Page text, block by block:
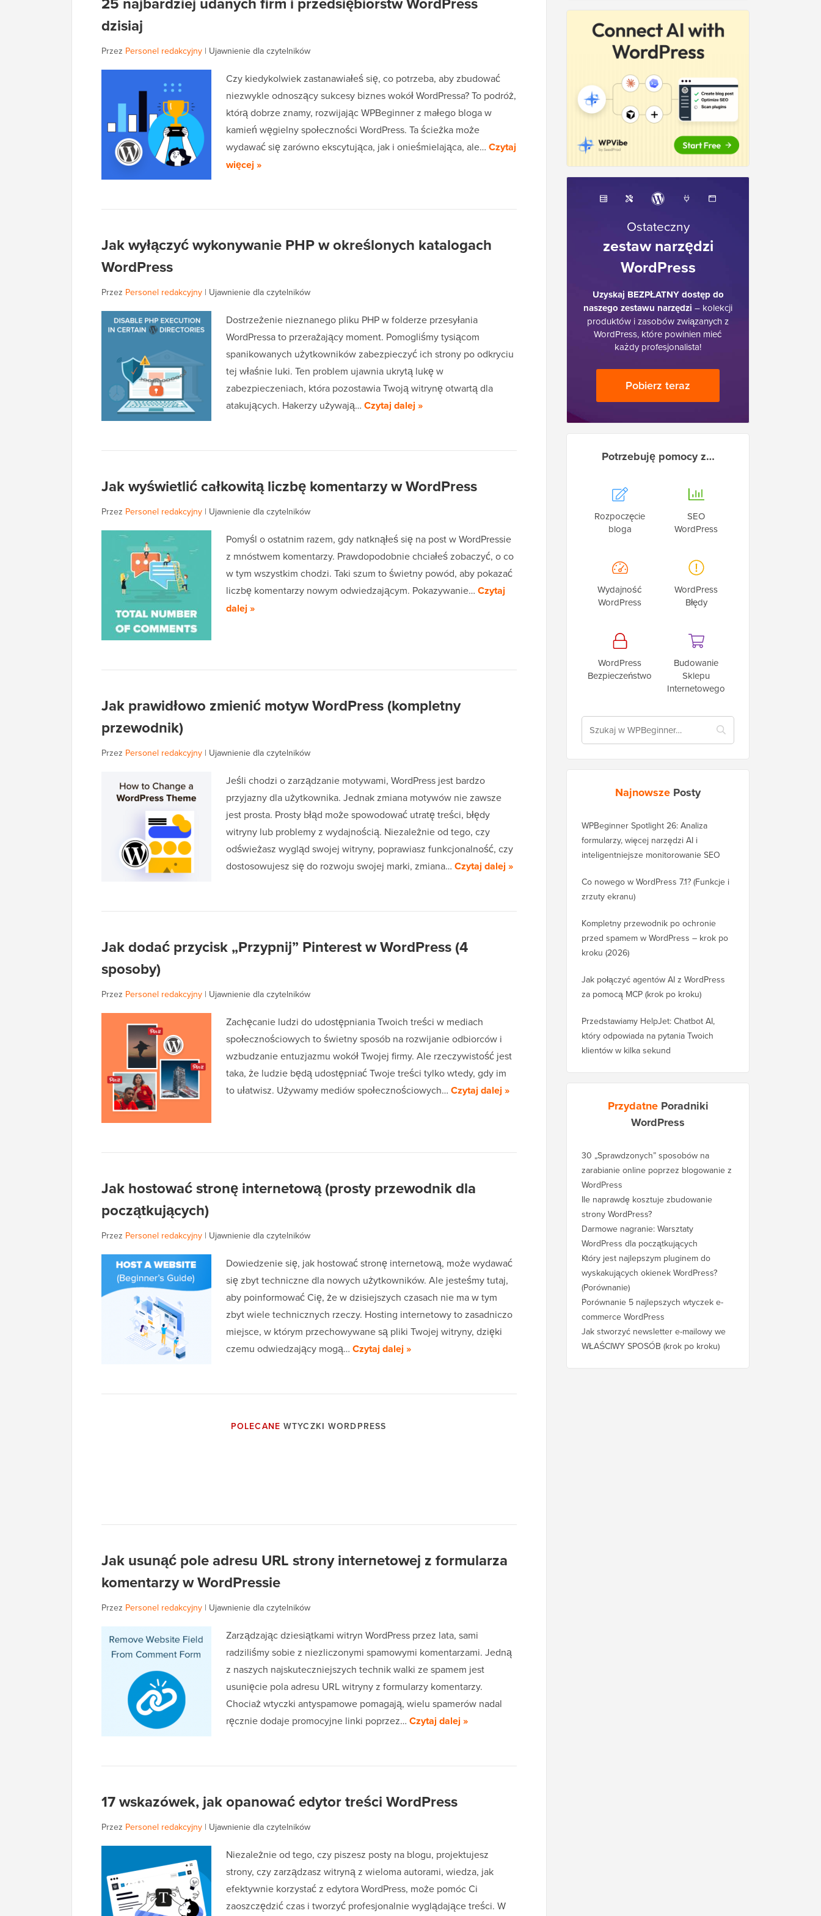
dzisiaj
Przez Personel redakcyjny | Ujawnienie dla czytelników
Czy kiedykolwiek zastanawiałeś się, co potrzeba, aby zbudować
niezwykle odnoszący sukcesy biznes wokół WordPressa? To podróż,
którą dobrze znamy, rozwijając WPBeginner z małego bloga w
kamień węgielny społeczności WordPress. Ta ścieżka może
wydawać się zarówno ekscytująca, jak i onieśmielająca, ale… Czytaj
więcej »
Jak wyłączyć wykonywanie PHP w określonych katalogach
WordPress
Przez Personel redakcyjny | Ujawnienie dla czytelników
Dostrzeżenie nieznanego pliku PHP w folderze przesyłania
WordPressa to przerażający moment. Pomogliśmy tysiącom
spanikowanych użytkowników zabezpieczyć ich strony po odkryciu
tej właśnie luki. Ten problem ujawnia ukrytą lukę w
zabezpieczeniach, która pozostawia Twoją witrynę otwartą dla
atakujących. Hakerzy używają… Czytaj dalej »
Jak wyświetlić całkowitą liczbę komentarzy w WordPress
Przez Personel redakcyjny | Ujawnienie dla czytelników
Pomyśl o ostatnim razem, gdy natknąłeś się na post w WordPressie
z mnóstwem komentarzy. Prawdopodobnie chciałeś zobaczyć, o co
w tym wszystkim chodzi. Taki szum to świetny powód, aby pokazać
liczbę komentarzy nowym odwiedzającym. Pokazywanie… Czytaj
dalej »
Jak prawidłowo zmienić motyw WordPress (kompletny
przewodnik)
Przez Personel redakcyjny | Ujawnienie dla czytelników
Jeśli chodzi o zarządzanie motywami, WordPress jest bardzo
przyjazny dla użytkownika. Jednak zmiana motywów nie zawsze
jest prosta. Prosty błąd może spowodować utratę treści, błędy
witryny lub problemy z wydajnością. Niezależnie od tego, czy
odświeżasz wygląd swojej witryny, poprawiasz funkcjonalność, czy
dostosowujesz się do rozwoju swojej marki, zmiana… Czytaj dalej »
Jak dodać przycisk „Przypnij” Pinterest w WordPress (4
sposoby)
Przez Personel redakcyjny | Ujawnienie dla czytelników
Zachęcanie ludzi do udostępniania Twoich treści w mediach
społecznościowych to świetny sposób na rozwijanie odbiorców i
wzbudzanie entuzjazmu wokół Twojej firmy. Ale rzeczywistość jest
taka, że ludzie będą udostępniać Twoje treści tylko wtedy, gdy im
to ułatwisz. Używamy mediów społecznościowych… Czytaj dalej »
Jak hostować stronę internetową (prosty przewodnik dla
początkujących)
Przez Personel redakcyjny | Ujawnienie dla czytelników
Dowiedzenie się, jak hostować stronę internetową, może wydawać
się zbyt techniczne dla nowych użytkowników. Ale jesteśmy tutaj,
aby poinformować Cię, że w dzisiejszych czasach nie ma w tym
zbyt wiele technicznych rzeczy. Hosting internetowy to zasadniczo
miejsce, w którym przechowywane są pliki Twojej witryny, dzięki
czemu odwiedzający mogą… Czytaj dalej »
POLECANE WTYCZKI WORDPRESS
Jak usunąć pole adresu URL strony internetowej z formularza
komentarzy w WordPressie
Przez Personel redakcyjny | Ujawnienie dla czytelników
Zarządzając dziesiątkami witryn WordPress przez lata, sami
radziliśmy sobie z niezliczonymi spamowymi komentarzami. Jedną
z naszych najskuteczniejszych technik walki ze spamem jest
usunięcie pola adresu URL witryny z formularzy komentarzy.
Chociaż wtyczki antyspamowe pomagają, wielu spamerów nadal
ręcznie dodaje promocyjne linki poprzez… Czytaj dalej »
17 wskazówek, jak opanować edytor treści WordPress
Przez Personel redakcyjny | Ujawnienie dla czytelników
Niezależnie od tego, czy piszesz posty na blogu, projektujesz
strony, czy zarządzasz witryną z wieloma autorami, wiedza, jak
efektywnie korzystać z edytora WordPress, może pomóc Ci
zaoszczędzić czas i tworzyć profesjonalnie wyglądające treści. W
Ostateczny
zestaw narzędzi
WordPress
Uzyskaj BEZPŁATNY dostęp do
naszego zestawu narzędzi – kolekcji
produktów i zasobów związanych z
WordPress, które powinien mieć
każdy profesjonalista!
Pobierz teraz
Potrzebuję pomocy z…
Rozpoczęcie
bloga
SEO
WordPress
Wydajność
WordPress
WordPress
Błędy
WordPress
Bezpieczeństwo
Budowanie
Sklepu
Internetowego
Najnowsze Posty
WPBeginner Spotlight 26: Analiza
formularzy, więcej narzędzi AI i
inteligentniejsze monitorowanie SEO
Co nowego w WordPress 7.1? (Funkcje i
zrzuty ekranu)
Kompletny przewodnik po ochronie
przed spamem w WordPress – krok po
kroku (2026)
Jak połączyć agentów AI z WordPress
za pomocą MCP (krok po kroku)
Przedstawiamy HelpJet: Chatbot AI,
który odpowiada na pytania Twoich
klientów w kilka sekund
Przydatne Poradniki
WordPress
30 „Sprawdzonych” sposobów na
zarabianie online poprzez blogowanie z
WordPress
Ile naprawdę kosztuje zbudowanie
strony WordPress?
Darmowe nagranie: Warsztaty
WordPress dla początkujących
Który jest najlepszym pluginem do
wyskakujących okienek WordPress?
(Porównanie)
Porównanie 5 najlepszych wtyczek e-
commerce WordPress
Jak stworzyć newsletter e-mailowy we
WŁAŚCIWY SPOSÓB (krok po kroku)